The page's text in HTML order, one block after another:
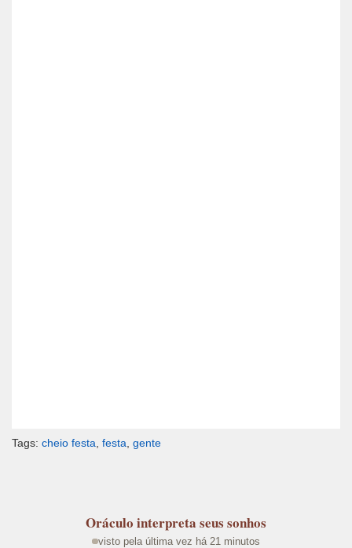
Tags: cheio festa, festa, gente
Oráculo interpreta seus sonhos
visto pela última vez há 21 minutos